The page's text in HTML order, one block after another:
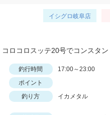
イシグロ岐阜店
釣行時間
17:00～23:00
ポイント
釣り方 イカメタル